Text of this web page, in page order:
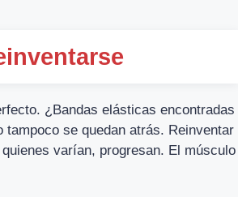
¿Bandas elásticas encontradas
tampoco se quedan atrás. Reinventar
varían, progresan. El músculo